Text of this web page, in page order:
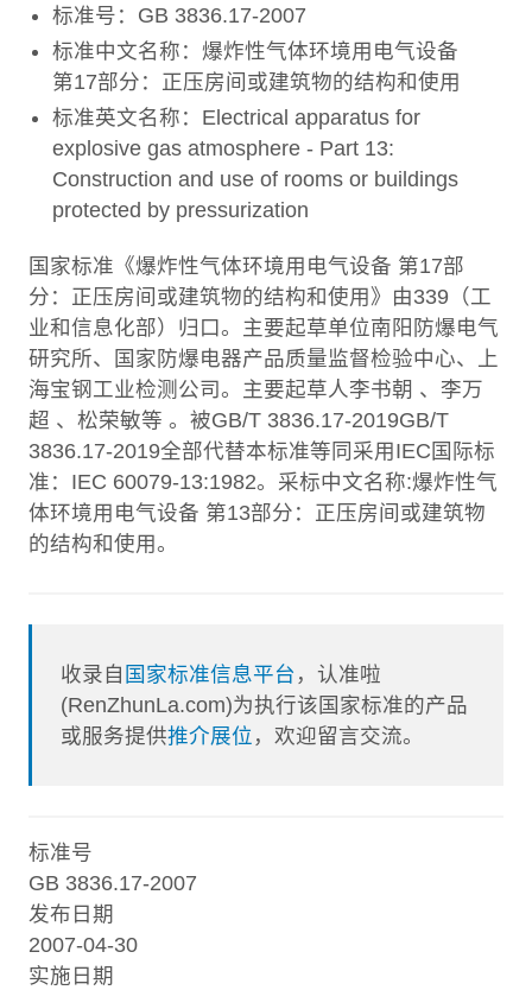
标准号：GB 3836.17-2007
标准中文名称：爆炸性气体环境用电气设备
第17部分：正压房间或建筑物的结构和使用
标准英文名称：Electrical apparatus for
explosive gas atmosphere - Part 13:
Construction and use of rooms or buildings
protected by pressurization
国家标准《爆炸性气体环境用电气设备 第17部
分：正压房间或建筑物的结构和使用》由339（工
业和信息化部）归口。主要起草单位南阳防爆电气
研究所、国家防爆电器产品质量监督检验中心、上
海宝钢工业检测公司。主要起草人李书朝 、李万
超 、松荣敏等 。被GB/T 3836.17-2019GB/T
3836.17-2019全部代替本标准等同采用IEC国际标
准：IEC 60079-13:1982。采标中文名称:爆炸性气
体环境用电气设备 第13部分：正压房间或建筑物
的结构和使用。
收录自 国家标准信息平台 ，认准啦
(RenZhunLa.com)为执行该国家标准的产品
或服务提供推介展位 ，欢迎留言交流。
标准号
GB 3836.17-2007
发布日期
2007-04-30
实施日期